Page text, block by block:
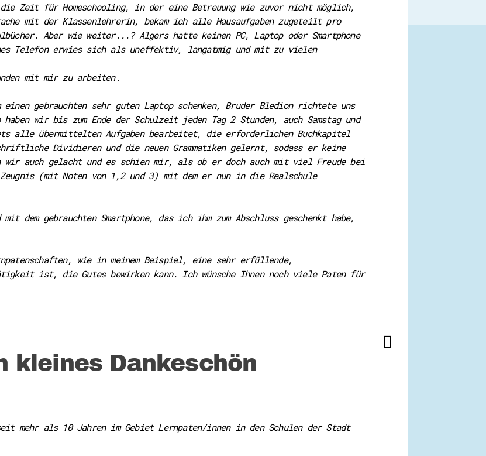
die Zeit für Homeschooling, in der eine Betreuung wie zuvor nicht möglich,
mit der Klassenlehrerin, bekam ich alle Hausaufgaben zugeteilt pro
Aber wie weiter...? Algers hatte keinen PC, Laptop oder Smartphone
Telefon erwies sich als uneffektiv, langatmig und mit zu vielen
mit mir zu arbeiten.
einen gebrauchten sehr guten Laptop schenken, Bruder Bledion richtete uns
wir bis zum Ende der Schulzeit jeden Tag 2 Stunden, auch Samstag und
alle übermittelten Aufgaben bearbeitet, die erforderlichen Buchkapitel
Dividieren und die neuen Grammatiken gelernt, sodass er keine
wir auch gelacht und es schien mir, als ob er doch auch mit viel Freude bei
(mit Noten von 1,2 und 3) mit dem er nun in die Realschule
dem gebrauchten Smartphone, das ich ihm zum Abschluss geschenkt habe,
wie in meinem Beispiel, eine sehr erfüllende,
ist, die Gutes bewirken kann. Ich wünsche Ihnen noch viele Paten für
kleines Dankeschön
mehr als 10 Jahren im Gebiet Lernpaten/innen in den Schulen der Stadt